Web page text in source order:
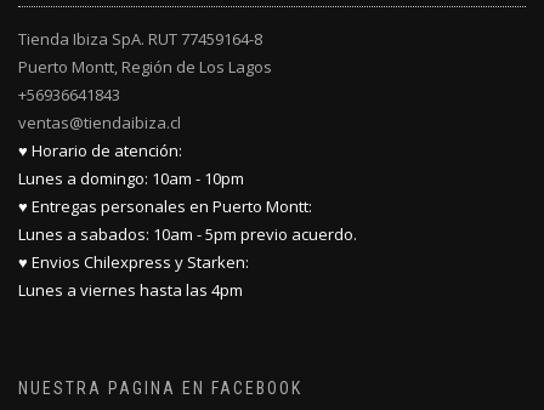
Tienda Ibiza SpA. RUT 77459164-8
Puerto Montt, Región de Los Lagos
+56936641843
ventas@tiendaibiza.cl
♥ Horario de atención:
Lunes a domingo: 10am - 10pm
♥ Entregas personales en Puerto Montt:
Lunes a sabados: 10am - 5pm previo acuerdo.
♥ Envios Chilexpress y Starken:
Lunes a viernes hasta las 4pm
NUESTRA PAGINA EN FACEBOOK